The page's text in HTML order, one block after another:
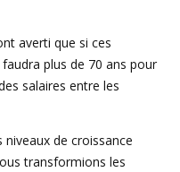
averti que si ces
plus de 70 ans pour
salaires entre les
niveaux de croissance
transformions les